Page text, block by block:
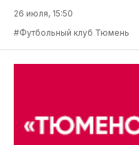
26 июля, 15:50
#Футбольный клуб Тюмень